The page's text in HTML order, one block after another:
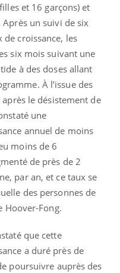
et 16 garçons) et
un suivi de six
croissance, les
six mois suivant une
à des doses allant
À l’issue des
après le désistement de
une
annuel de moins
moins de 6
de près de 2
par an, et ce taux se
des personnes de
Hoover-Fong.
que cette
a duré près de
poursuivre auprès des